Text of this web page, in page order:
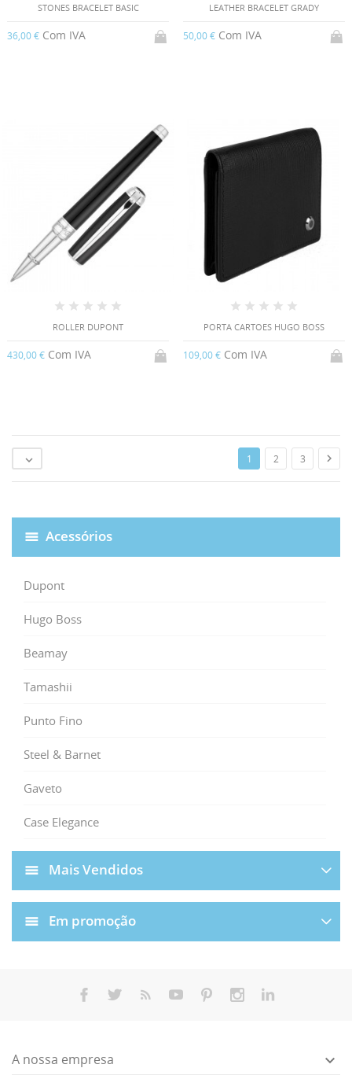
Acessórios
Dupont
Hugo Boss
Beamay
Tamashii
Punto Fino
Steel & Barnet
Gaveto
Case Elegance
Mais Vendidos
Em promoção
STONES BRACELET BASIC
36,00 € Com IVA
LEATHER BRACELET GRADY
50,00 € Com IVA
ROLLER DUPONT
430,00 € Com IVA
PORTA CARTOES HUGO BOSS
109,00 € Com IVA
 1 2 3 
A nossa empresa 